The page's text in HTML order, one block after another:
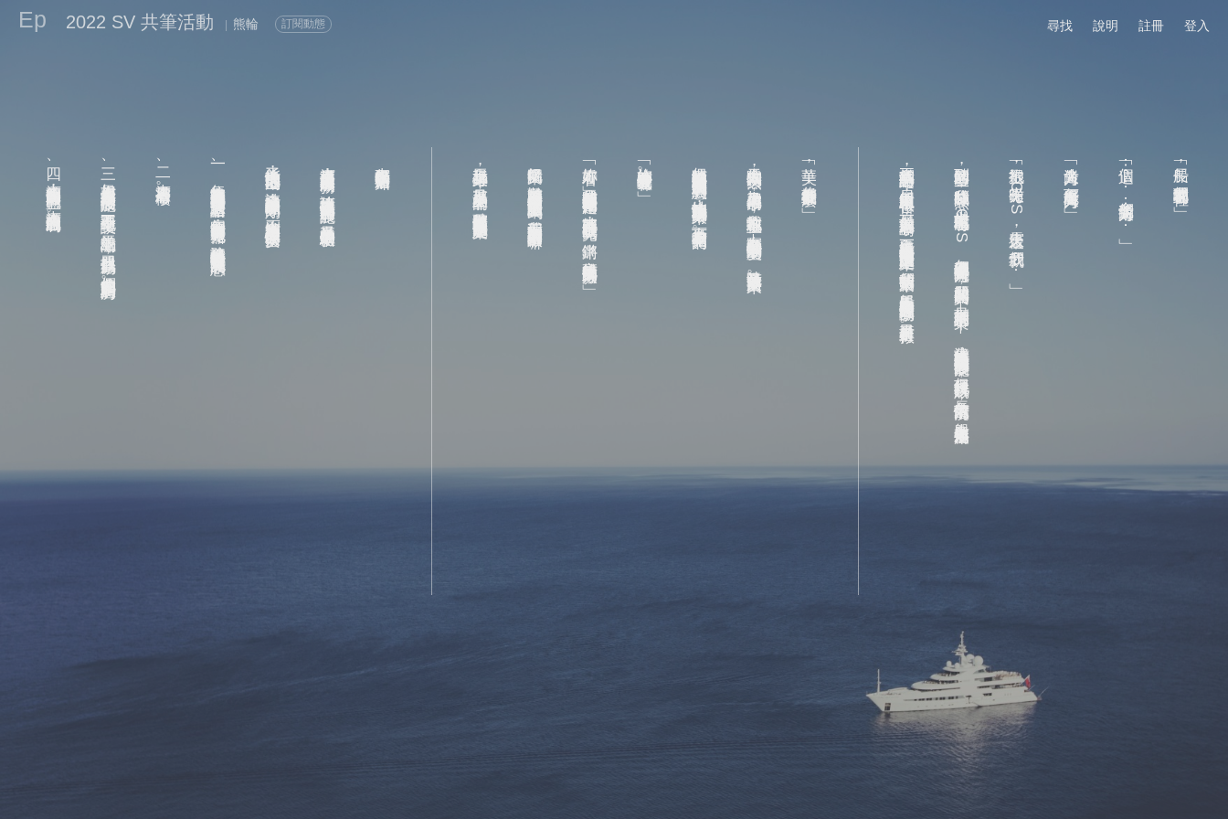
Ep 2022 SV 共筆活動 熊輪 訂閱動態 尋找 說明 註冊 登入
「船長，我們現在到哪裡了？」
「這個⋯⋯我們迷失方向了⋯⋯」
「迷失方向？怎麼可能迷失方向！」
「很抱歉，從昨天
GPS
失靈之後，我們就⋯⋯」
聽到這的回答，我腦袋一陣發熱，十六世紀的船也沒有
GPS
怎麼他們就不會迷失方向呢？我嚴厲的質問船長，只得到荒謬的答案——這古代的航海技術雖然是每位船員必修的技能，但拜現代科技所賜，長久荒廢的情況下，船上竟然無人還會使用！
正當我們爭論之時，另一個船員上來甲板報告，似是前方看到一個小島，島上還能看得見一棟如帆船酒店般造型的大型建築，我們頓時放鬆下來，船長馬上命令將船開往島上尋求協助，看來目前是得救了。
「美華，你看看我抽到什麼了？」
今天的太陽特別炎熱，加上又是停電的日子，我癱軟在地板上，實在無心聽我這個吵鬧的室友—–曉筑又拿了什麼東西回來。
但曉筑顯然沒有理解到我無言的沉默所代表的意義，她快步地跑到我身邊蹲了下來，身下的百褶裙晃啊晃的。
「妳的小褲褲要被我看見囉。」
「妳看妳看！」我的威脅顯然對這傢伙完全不起作用，她將兩張票在我眼前晃了一晃，「鏘鏘！高雄帆船樂園的入場券！」
帆船樂園？難道是新開張的那個模仿帆船酒店造型的水上樂園嗎！我這個兩光的室友這次倒是幹的不錯嘛！
我馬上坐起身來，只見那票券上印著的，確實是那如船帆般圓弧狀的美麗建築。
本酒店提供超五星級的最高級服務，諸位旅客可以盡情使用酒店的各種設施，享受最尊榮的住宿體驗！
為了能快樂的地度過假期，請一定務必詳讀並遵守以下的守則，否則本酒店將無法確保您的愉快與安全。
一、每位旅客在入住的時候都會收到一個口袋型門房通話器，每個房間內都備有專用充電器，請務必確保呼叫器隨時都是電源充足的狀態。
二、本酒店只有三十層樓。
三、如果有任何人談起三十二層樓的設施，請不要跟他交談，並馬上離開，尋找服務員協助，他們會帶您回到您的房間。
四、本酒店的制服為海洋般的藍色，本酒店沒有紅色的制服。